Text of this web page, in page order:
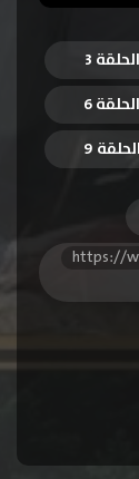
الحلقة 3
الحلقة 6
الحلقة 9
12
15
https://